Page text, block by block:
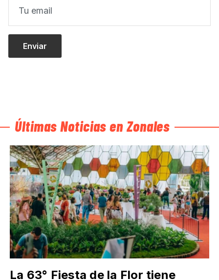
Últimas Noticias en Zonales
La 63° Fiesta de la Flor tiene